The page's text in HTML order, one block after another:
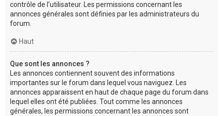
contrôle de l’utilisateur. Les permissions concernant les
annonces générales sont définies par les administrateurs du
forum.
Haut
Que sont les annonces ?
Les annonces contiennent souvent des informations
importantes sur le forum dans lequel vous naviguez. Les
annonces apparaissent en haut de chaque page du forum dans
lequel elles ont été publiées. Tout comme les annonces
générales, les permissions concernant les annonces sont